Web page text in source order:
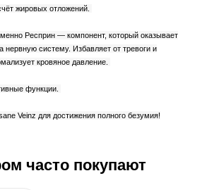
жировых отложений.
Респрин — компонент, который оказывает
нервную систему. Избавляет от тревоги и
кровяное давление.
функции.
Veinz для достижения полного безумия!
часто покупают